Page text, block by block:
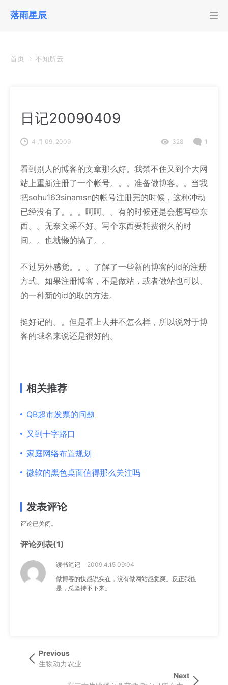
落雨星辰
首页 不知所云
日记20090409
4 月 09, 2009 328 1
看到别人的博客的文章那么好。我禁不住又到个大网
站上重新注册了一个帐号。。。准备做博客。。当我
把sohu163sinamsn的帐号注册完的时候，这种冲动
已经没有了。。。呵呵。。有的时候还是会想写些东
西。。无奈文采不好。写个东西要耗费很久的时
间。。也就懒的搞了。。
不过另外感觉。。。了解了一些新的博客的id的注册
方式。如果注册博客，不是做站，或者做站也可以。
的一种新的id的取的方法。
挺好记的。。但是看上去并不怎么样，所以说对于博
客的域名来说还是很好的。
相关推荐
QB超市发票的问题
又到十字路口
家庭网络布置规划
微软的黑色桌面值得那么关注吗
发表评论
评论已关闭。
评论列表(1)
读书笔记
2009.4.15 09:04
做博客的快感说实在，没有做网站感觉爽。反正我也
是，总坚持不下来。
文
章
Previous
Post
Previous
生物动力农业
Next
Next